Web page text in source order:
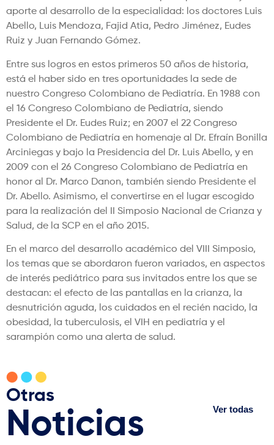
aporte al desarrollo de la especialidad: los doctores Luis
Abello, Luis Mendoza, Fajid Atia, Pedro Jiménez, Eudes
Ruiz y Juan Fernando Gómez.
Entre sus logros en estos primeros 50 años de historia,
está el haber sido en tres oportunidades la sede de
nuestro Congreso Colombiano de Pediatría. En 1988 con
el 16 Congreso Colombiano de Pediatría, siendo
Presidente el Dr. Eudes Ruiz; en 2007 el 22 Congreso
Colombiano de Pediatría en homenaje al Dr. Efraín Bonilla
Arciniegas y bajo la Presidencia del Dr. Luis Abello, y en
2009 con el 26 Congreso Colombiano de Pediatría en
honor al Dr. Marco Danon, también siendo Presidente el
Dr. Abello. Asimismo, el convertirse en el lugar escogido
para la realización del II Simposio Nacional de Crianza y
Salud, de la SCP en el año 2015.
En el marco del desarrollo académico del VIII Simposio,
los temas que se abordaron fueron variados, en aspectos
de interés pediátrico para sus invitados entre los que se
destacan: el efecto de las pantallas en la crianza, la
desnutrición aguda, los cuidados en el recién nacido, la
obesidad, la tuberculosis, el VIH en pediatría y el
sarampión como una alerta de salud.
Otras
Noticias Ver todas